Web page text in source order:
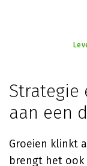
Strategie
aan een
Groeien klinkt
brengt het ook